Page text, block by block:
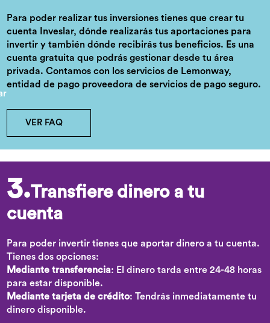
Para poder realizar tus inversiones tienes que crear tu
cuenta Inveslar, dónde realizarás tus aportaciones para
invertir y también dónde recibirás tus beneficios. Es una
cuenta gratuita que podrás gestionar desde tu área
privada. Contamos con los servicios de Lemonway,
entidad de pago proveedora de servicios de pago seguro.
VER FAQ
3.Transfiere dinero a tu
cuenta
Para poder invertir tienes que aportar dinero a tu cuenta.
Tienes dos opciones:
Mediante transferencia: El dinero tarda entre 24-48 horas
para estar disponible.
Mediante tarjeta de crédito: Tendrás inmediatamente tu
dinero disponible.